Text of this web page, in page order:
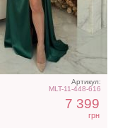
Артикул:
MLT-11-448-616
7 399
грн